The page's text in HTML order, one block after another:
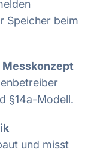
Speicher beim
Messkonzept
§14a-Modell.
und misst